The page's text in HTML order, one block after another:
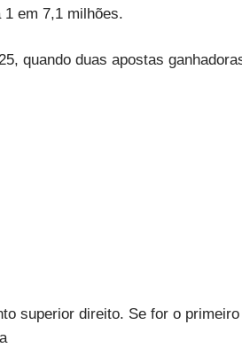
em 7,1 milhões.
quando duas apostas
superior direito. Se for o primeiro